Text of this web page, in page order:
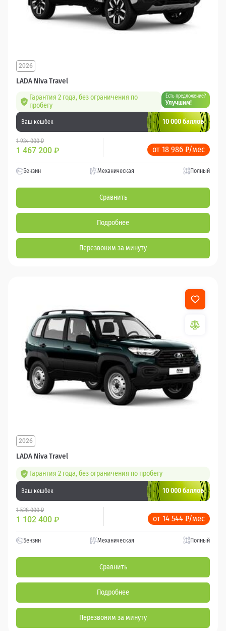
LADA Niva Travel
2026
Гарантия 2 года, без ограничения по
пробегу
Есть предложение?
Улучшим!
Ваш кешбек 10 000 баллов
1 934 000 ₽
1 467 200 ₽ от 18 986 ₽/мес
Бензин Механическая Полный
Сравнить
Подробнее
Перезвоним за минуту
LADA Niva Travel
2026
Гарантия 2 года, без ограничения по пробегу
Ваш кешбек 10 000 баллов
1 528 000 ₽
1 102 400 ₽ от 14 544 ₽/мес
Бензин Механическая Полный
Сравнить
Подробнее
Перезвоним за минуту